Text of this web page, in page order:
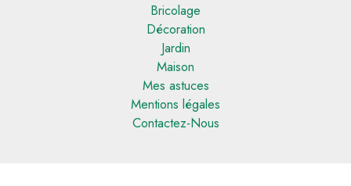
Bricolage
Décoration
Jardin
Maison
Mes astuces
Mentions légales
Contactez-Nous